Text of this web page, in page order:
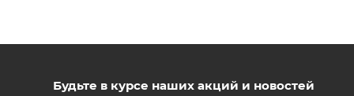
дезинфицирует кожу, активизирует процессы
насыщает клетки кислородом.
Будьте в курсе наших акций и новостей